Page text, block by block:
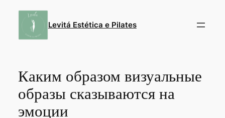
Levitá Estética e Pilates
Каким образом визуальные
образы сказываются на
эмоции